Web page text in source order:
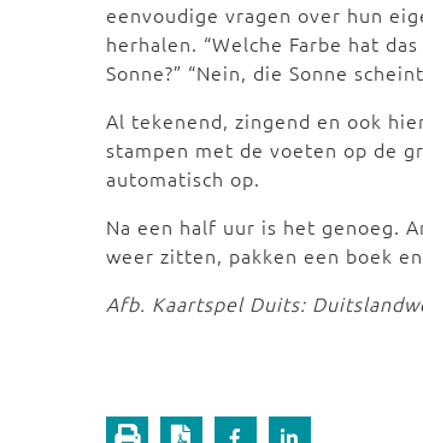
eenvoudige vragen over hun
herhalen. “Welche Farbe hat
Sonne?” “Nein, die Sonne
Al tekenend, zingend en ook
stampen met de voeten op de
automatisch op.
Na een half uur is het genoeg.
weer zitten, pakken een boek
Afb. Kaartspel Duits: